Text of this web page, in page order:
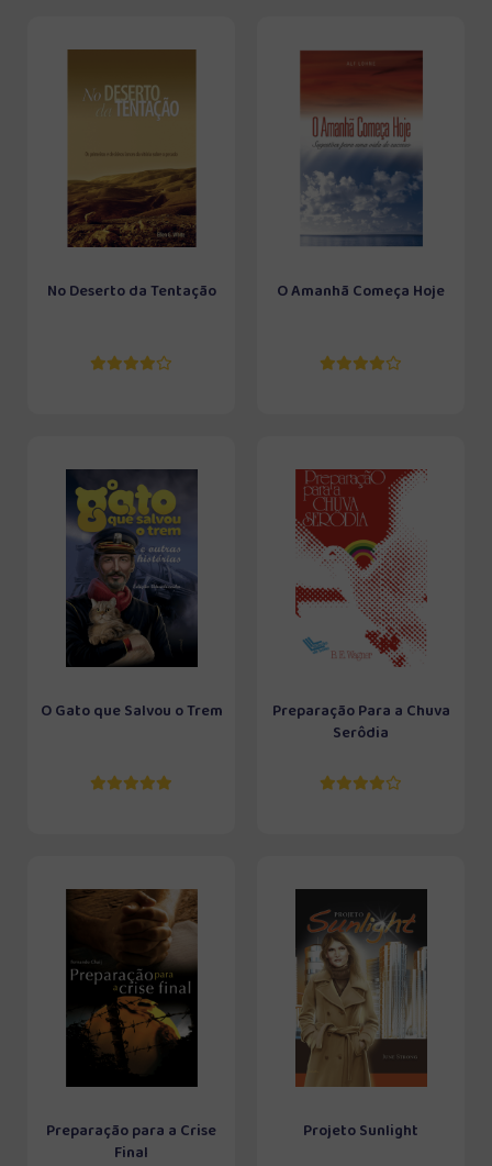
No Deserto da Tentação O Amanhã Começa Hoje
O Gato que Salvou o Trem
Preparação Para a Chuva
Serôdia
Preparação para a Crise
Final
Projeto Sunlight